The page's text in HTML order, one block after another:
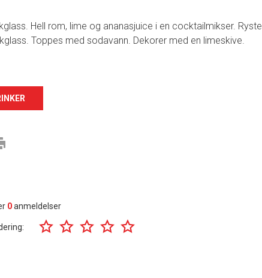
Hell rom, lime og ananasjuice i en cocktailmikser.
Toppes med sodavann. Dekorer med en limeskive.
0anmeldelser